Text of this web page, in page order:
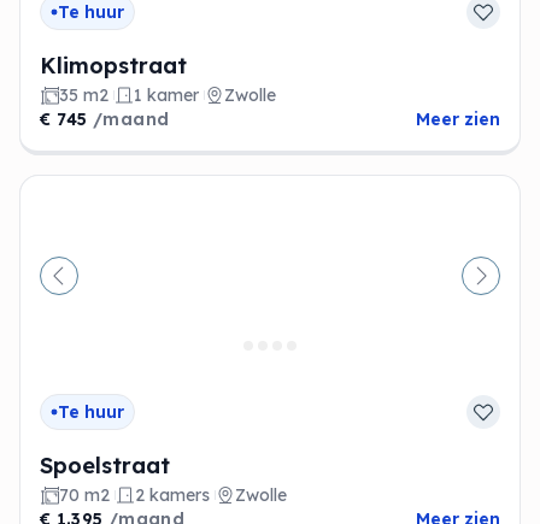
Te huur
Klimopstraat
35 m2 1 kamer
Zwolle
€ 745 /maand Meer zien
Vorige
Te huur
Spoelstraat
70 m2 2 kamers
Zwolle
€ 1.395 /maand Meer zien